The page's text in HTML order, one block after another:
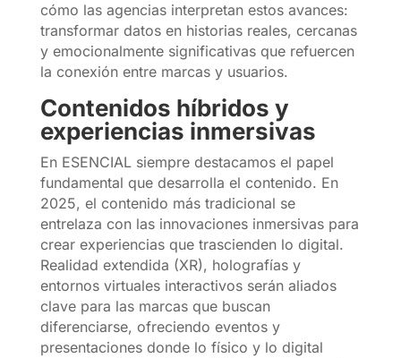
cómo las agencias interpretan estos avances:
transformar datos en historias reales, cercanas
y emocionalmente significativas que refuercen
la conexión entre marcas y usuarios.
Contenidos híbridos y
experiencias inmersivas
En ESENCIAL siempre destacamos el papel
fundamental que desarrolla el contenido. En
2025, el contenido más tradicional se
entrelaza con las innovaciones inmersivas para
crear experiencias que trascienden lo digital.
Realidad extendida (XR), holografías y
entornos virtuales interactivos serán aliados
clave para las marcas que buscan
diferenciarse, ofreciendo eventos y
presentaciones donde lo físico y lo digital